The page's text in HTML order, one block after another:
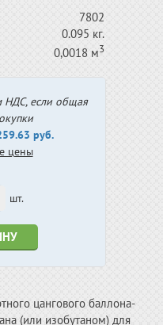
7802
0.095 кг.
0,0018 м3
НДС, если общая
руб.
цены
шт.
цангового баллона-
(или изобутаном) для